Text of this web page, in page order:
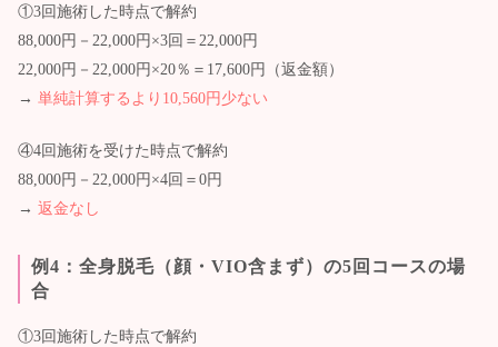
①3回施術した時点で解約
88,000円－22,000円×3回＝22,000円
22,000円－22,000円×20％＝17,600円（返金額）
→ 単純計算するより10,560円少ない
④4回施術を受けた時点で解約
88,000円－22,000円×4回＝0円
→ 返金なし
例4：全身脱毛（顔・VIO含まず） の5回コースの場
合
①3回施術した時点で解約